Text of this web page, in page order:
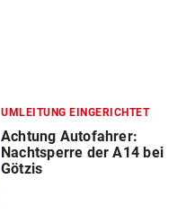
UMLEITUNG EINGERICHTET
Achtung Autofahrer:
Nachtsperre der A14 bei
Götzis